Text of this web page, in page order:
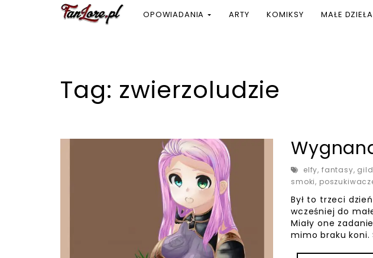
OPOWIADANIA ARTY KOMIKSY MAŁE DZIEŁA
Tag: zwierzoludzie
elfy, fantasy,
smoki,
Był to trzeci
wcześniej do
Miały one
mimo braku koni.